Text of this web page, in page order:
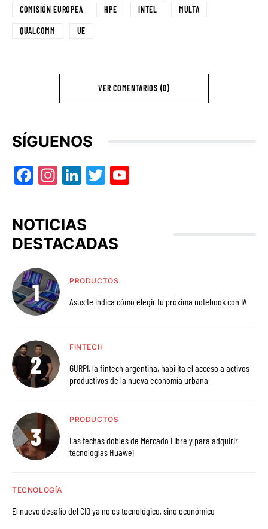
COMISIÓN EUROPEA HPE INTEL MULTA
QUALCOMM UE
VER COMENTARIOS (0)
SÍGUENOS
Facebook
Instagram
LinkedIn
Twitter
NOTICIAS
DESTACADAS
PRODUCTOS
Asus te indica cómo elegir tu próxima notebook con IA
FINTECH
GURPI, la fintech argentina, habilita el acceso a activos
productivos de la nueva economía urbana
PRODUCTOS
Las fechas dobles de Mercado Libre y para adquirir
tecnologías Huawei
TECNOLOGÍA
El nuevo desafío del CIO ya no es tecnológico, sino económico